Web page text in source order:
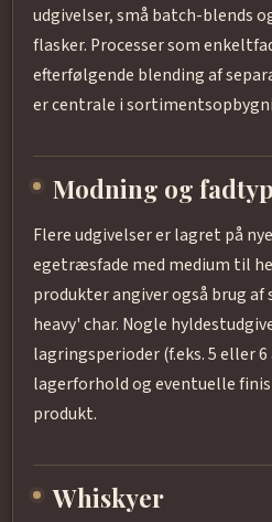
udgivelser, små batch-blends
flasker. Processer som
efterfølgende blending af
er centrale i
Modning og
Flere udgivelser er lagret på
egetræsfade med medium til
produkter angiver også brug af
heavy' char. Nogle
lagringsperioder (f.eks. 5 eller
lagerforhold og eventuelle
produkt.
Whiskyer